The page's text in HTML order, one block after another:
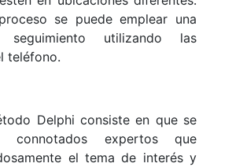
se puede emplear una
seguimiento utilizando las
teléfono.
Delphi consiste en que se
expertos que
el tema de interés y